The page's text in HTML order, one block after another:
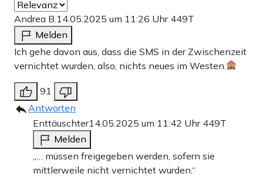
Andrea B. 14.05.2025 um 11:26 Uhr 449T
Melden
Ich gehe davon aus, dass die SMS in der Zwischenzeit
vernichtet wurden, also, nichts neues im Westen.
91
Antworten
Enttäuschter14.05.2025 um 11:42 Uhr 449T
Melden
„… müssen freigegeben werden, sofern sie
mittlerweile nicht vernichtet wurden.“